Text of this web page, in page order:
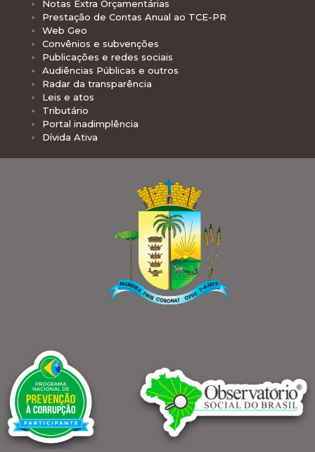
Notas Extra Orçamentárias
Prestação de Contas Anual ao TCE-PR
Web Geo
Convênios e subvenções
Publicações e redes sociais
Audiências Públicas e outros
Radar da transparência
Leis e atos
Tributário
Portal inadimplência
Dívida Ativa